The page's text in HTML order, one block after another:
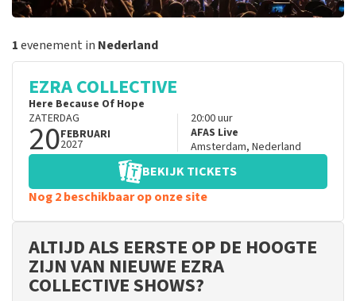
1evenement in Nederland
EZRA COLLECTIVE
Here Because Of Hope
ZATERDAG
20FEBRUARI
2027
20:00uur
AFAS Live
Amsterdam, Nederland
BEKIJK TICKETS
Nog 2 beschikbaar op onze site
ALTIJD ALS EERSTE OP DE HOOGTE
ZIJN VAN NIEUWE EZRA
COLLECTIVE SHOWS?